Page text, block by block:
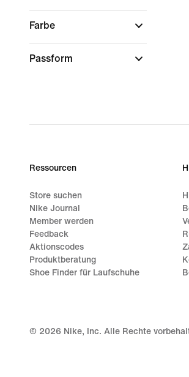
Farbe
Passform
Ressourcen
Store suchen
Nike Journal
Member werden
Feedback
Aktionscodes
Produktberatung
Shoe Finder für Laufschuhe
© 2026 Nike, Inc. Alle Rechte